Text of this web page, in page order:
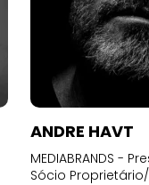
ANDRE HAVT
MEDIABRANDS -
Sócio